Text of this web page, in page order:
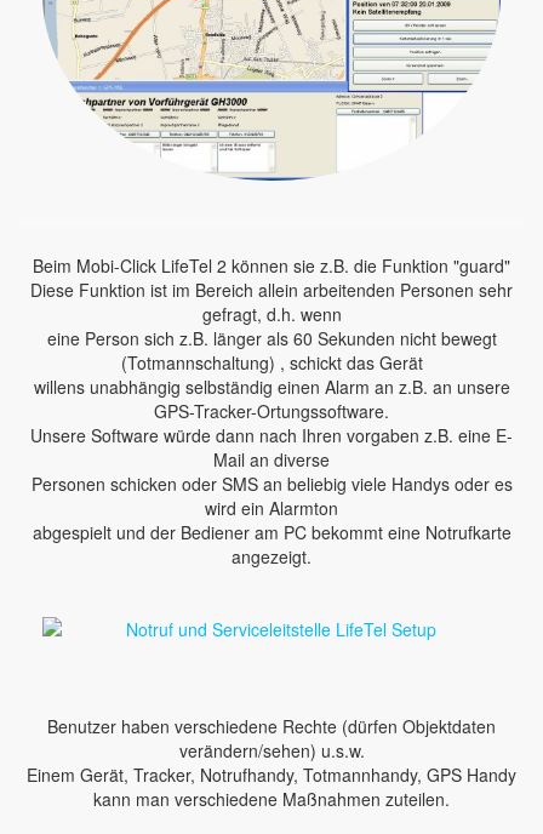
Beim Mobi-Click LifeTel 2 können sie z.B. die Funktion "guard"
Diese Funktion ist im Bereich allein arbeitenden Personen sehr
gefragt, d.h. wenn
eine Person sich z.B. länger als 60 Sekunden nicht bewegt
(Totmannschaltung) , schickt das Gerät
willens unabhängig selbständig einen Alarm an z.B. an unsere
GPS-Tracker-Ortungssoftware.
Unsere Software würde dann nach Ihren vorgaben z.B. eine E-
Mail an diverse
Personen schicken oder SMS an beliebig viele Handys oder es
wird ein Alarmton
abgespielt und der Bediener am PC bekommt eine Notrufkarte
angezeigt.
Benutzer haben verschiedene Rechte (dürfen Objektdaten
verändern/sehen) u.s.w.
Einem Gerät, Tracker, Notrufhandy, Totmannhandy, GPS Handy
kann man verschiedene Maßnahmen zuteilen.